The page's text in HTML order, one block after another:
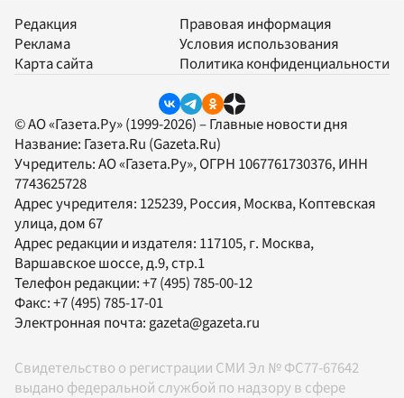
Редакция
Реклама
Карта сайта
Правовая информация
Условия использования
Политика конфиденциальности
© АО «Газета.Ру» (1999-2026) – Главные новости дня
Название: Газета.Ru (Gazeta.Ru)
Учредитель:АО «Газета.Ру», ОГРН 1067761730376, ИНН
7743625728
Адрес учредителя: 125239, Россия, Москва, Коптевская
улица, дом 67
Адрес редакции и издателя: 117105, г. Москва,
Варшавское шоссе, д.9, стр.1
Телефон редакции:+7 (495) 785-00-12
Факс:+7 (495) 785-17-01
Электронная почта: gazeta@gazeta.ru
Свидетельство о регистрации СМИ Эл № ФС77-67642
выдано федеральной службой по надзору в сфере